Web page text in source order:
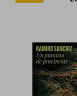
5%
dcto.